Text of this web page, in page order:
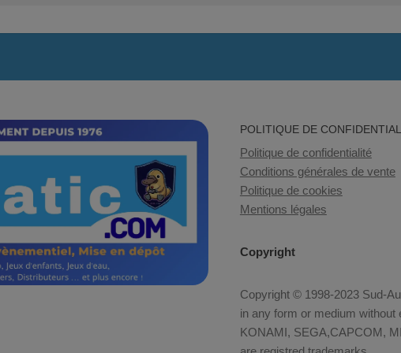
POLITIQUE DE
Politique de confidentialité
Conditions générales de vente
Politique de cookies
Mentions légales
Copyright
Copyright © 1998-2023 Sud-
in any form or medium
KONAMI, SEGA,CAPCOM,